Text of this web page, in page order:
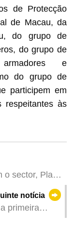
de Protecção
de Macau, da
do grupo de
do grupo de
armadores e
do grupo de
participem em
respeitantes às
o sector, Plano
(Macau)”
notícia
primeira